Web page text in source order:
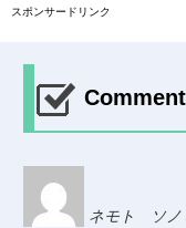
スポンサードリンク
Comment
ネモト ソノ